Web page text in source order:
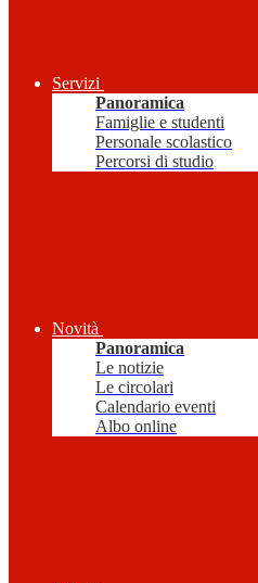
Servizi
Panoramica
Famiglie e studenti
Personale scolastico
Percorsi di studio
Novità
Panoramica
Le notizie
Le circolari
Calendario eventi
Albo online